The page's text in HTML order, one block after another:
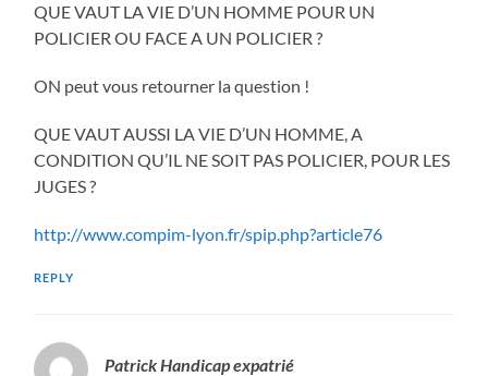
QUE VAUT LA VIE D’UN HOMME POUR UN
POLICIER OU FACE A UN POLICIER ?
ON peut vous retourner la question !
QUE VAUT AUSSI LA VIE D’UN HOMME, A
CONDITION QU’IL NE SOIT PAS POLICIER, POUR LES
JUGES ?
http://www.compim-lyon.fr/spip.php?article76
REPLY
Patrick Handicap expatrié